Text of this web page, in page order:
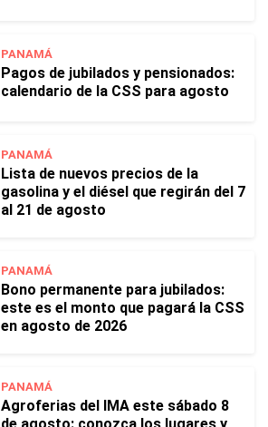
PANAMÁ
Pagos de jubilados y pensionados:
calendario de la CSS para agosto
PANAMÁ
Lista de nuevos precios de la
gasolina y el diésel que regirán del 7
al 21 de agosto
PANAMÁ
Bono permanente para jubilados:
este es el monto que pagará la CSS
en agosto de 2026
PANAMÁ
Agroferias del IMA este sábado 8